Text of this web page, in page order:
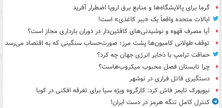
گرما برای پالایشگاه‌ها و منابع برق اروپا اضطرار آفرید
ایالات متحده واقعاً یک «ببر کاغذی» است!
آیا مصرف قهوه و نوشیدنی‌های کافئین‌دار در دوران بارداری مجاز است؟
توقف طولانی کامیون‌ها پشت مرز؛ صورت‌حساب سنگینی که به اقتصاد می‌رسد
حماقت ترامپ با ذخایر انرژی جهان چه کرد؟
چرا تابستان فصل محبوب میکروب‌هاست؟
دستگیری قاتل فراری در نوشهر
نیویورک تایمز فاش کرد: کارگروه ویژه سیا برای تفرقه افکنی در کوبا
کنترل کامل تنگه هرمز در دست ایران!